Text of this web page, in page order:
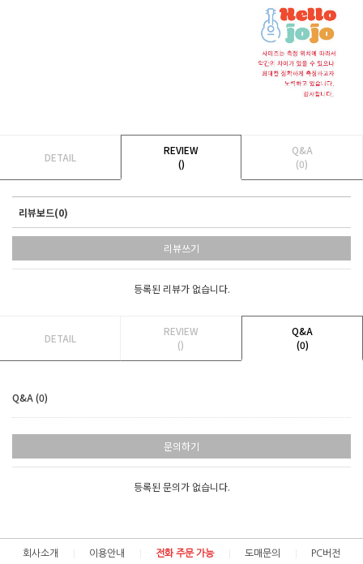
DETAIL
REVIEW
()
Q&A
(0)
리뷰보드(0)
리뷰쓰기
등록된 리뷰가 없습니다.
DETAIL
REVIEW
()
Q&A
(0)
Q&A (0)
문의하기
등록된 문의가 없습니다.
회사소개 이용안내 전화 주문 가능 도매문의 PC버전